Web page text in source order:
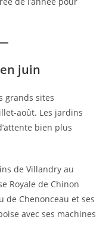
juin
grands sites
août. Les jardins
bien plus
de Villandry au
Royale de Chinon
de Chenonceau et ses
avec ses machines